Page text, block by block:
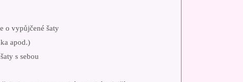
o vypůjčené šaty
apod.)
s sebou